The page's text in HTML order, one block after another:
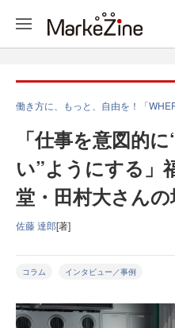
働き方に、もっと、自由を！「
「仕事を意図的
い”ようにする」
堂・田村大さん
佐藤 達郎[著]
コラム インタビュー／事例